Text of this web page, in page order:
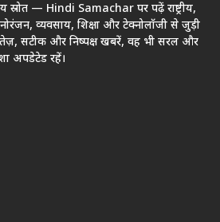
स्रोत — Hindi Samachar पर पढ़ें राष्ट्रीय,
व्यवसाय, शिक्षा और टेक्नोलॉजी से जुड़ी
सटीक और निष्पक्ष खबरें, वह भी सरल और
अपडेटेड रहें।